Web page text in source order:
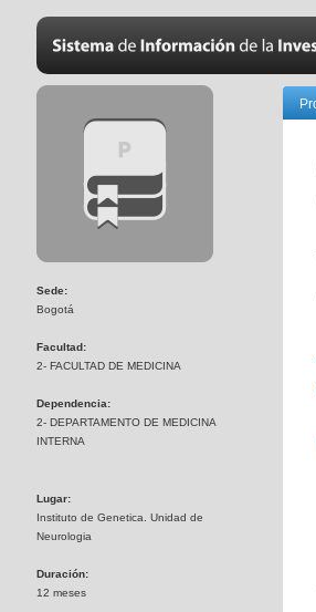
Sede:
Bogotá
Facultad:
2- FACULTAD DE MEDICINA
Dependencia:
2- DEPARTAMENTO DE MEDICINA
INTERNA
Lugar:
Instituto de Genetica. Unidad de
Neurologia
Duración:
12 meses